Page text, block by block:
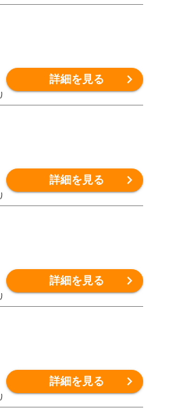
詳細を見る
詳細を見る
詳細を見る
詳細を見る